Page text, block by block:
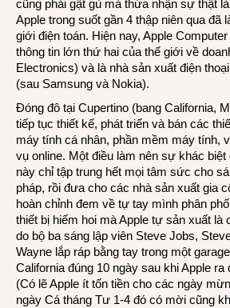
cũng phải gật gù mà thừa nhận sự thật là
Apple trong suốt gần 4 thập niên qua đã
giới điện toán. Hiện nay, Apple
thông tin lớn thứ hai của thế giới về
Electronics) và là nhà sản xuất điện
(sau Samsung và Nokia).
Đóng đô tại Cupertino (bang California,
tiếp tục thiết kế, phát triển và bán các
máy tính cá nhân, phần mềm máy tính,
vụ online. Một điều làm nên sự khác biệt
này chỉ tập trung hết mọi tâm sức cho
pháp, rồi đưa cho các nhà sản xuất gia
hoàn chỉnh đem về tự tay mình phân
thiết bị hiếm hoi mà Apple tự sản xuất là
do bộ ba sáng lập viên Steve Jobs,
Wayne lắp ráp bằng tay trong một
California đúng 10 ngày sau khi Apple ra
(Có lẽ Apple ít tốn tiền cho các ngày
ngày Cá tháng Tư 1-4 đó có mời cũng